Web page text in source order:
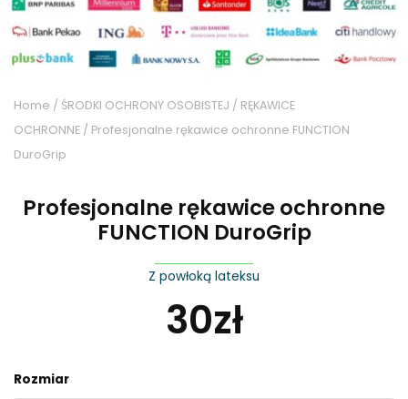
Home / ŚRODKI OCHRONY OSOBISTEJ / RĘKAWICE
OCHRONNE / Profesjonalne rękawice ochronne FUNCTION
DuroGrip
Profesjonalne rękawice ochronne
FUNCTION DuroGrip
Z powłoką lateksu
30zł
Rozmiar
rękawice